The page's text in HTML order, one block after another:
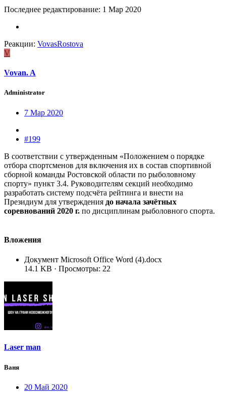
Последнее редактирование: 1 Мар 2020
Реакции: VovasRostova
V
Vovan. A
Administrator
7 Мар 2020
#199
В соответствии с утвержденным «Положением о порядке
отбора спортсменов для включения их в состав спортивной
сборной команды Ростовской области по рыболовному
спорту» пункт 3.4. Руководителям секций необходимо
разработать систему подсчёта рейтинга и внести на
Президиум для утверждения до начала зачётных
соревнований 2020 г. по дисциплинам рыболовного спорта.
Вложения
Документ Microsoft Office Word (4).docx
14.1 KB · Просмотры: 22
Laser man
Ваня
20 Май 2020